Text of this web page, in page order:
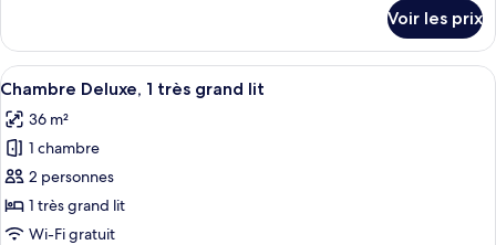
très
grand
lit
le
type
de
Chambre
Supérieure,
très
grand
lit
Voir les prix
Afficher
toutes
les
photos
pour
ce
type
Une chambre d’hôtel avec un lit, un
2
Chambre Deluxe, 1 très grand lit
36 m²
1 chambre
2 personnes
1 très grand lit
Wi-Fi gratuit